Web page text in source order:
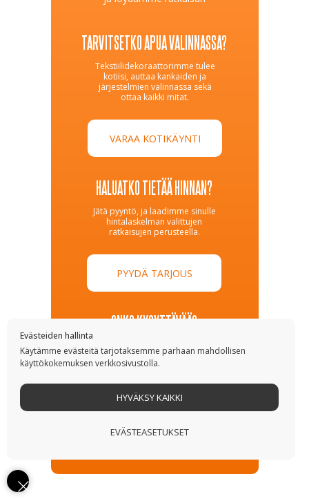
TARVITSETKO APUA VALINNASSA?
Tekstiilidekoraattorimme tulee
kotiisi, auttaa kankaiden ja
järjestelmien valinnassa sekä
ottaa kaikki mitat.
VARAA KOTIKÄYNTI
HALUATKO TIETÄÄ HINNAN?
Jätä pyyntö, ja laadimme sinulle
hintalaskelman valittujen
ratkaisujen perusteella.
PYYDÄ TARJOUS
ONKO KYSYTTÄVÄÄ?
Myyjämme vastaavat kaikkiin
kysymyksiin ja auttavat
valitsemaan sopivan vaihtoehdon.
ESITÄ KYSYMYS
Evästeiden hallinta
Käytämme evästeitä tarjotaksemme parhaan mahdollisen
käyttökokemuksen verkkosivustolla.
HYVÄKSY KAIKKI
EVÄSTEASETUKSET